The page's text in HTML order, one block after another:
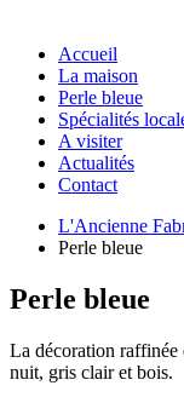
Accueil
La maison
Perle bleue
Spécialités
A visiter
Actualités
Contact
L'Ancienne
Perle bleue
Perle bleue
La décoration raffinée
nuit, gris clair et bois.